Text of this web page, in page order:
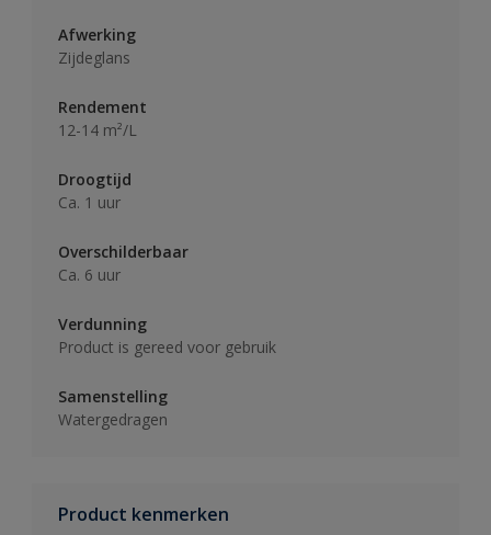
Afwerking
Zijdeglans
Rendement
12-14 m²/L
Droogtijd
Ca. 1 uur
Overschilderbaar
Ca. 6 uur
Verdunning
Product is gereed voor gebruik
Samenstelling
Watergedragen
Product kenmerken